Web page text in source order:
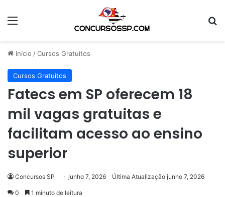
Menu
Início /Cursos Gratuitos
Cursos Gratuitos
Fatecs em SP oferecem 18
mil vagas gratuitas e
facilitam acesso ao ensino
superior
Concursos SP junho 7, 2026 Última Atualização junho 7, 2026
0 1 minuto de leitura